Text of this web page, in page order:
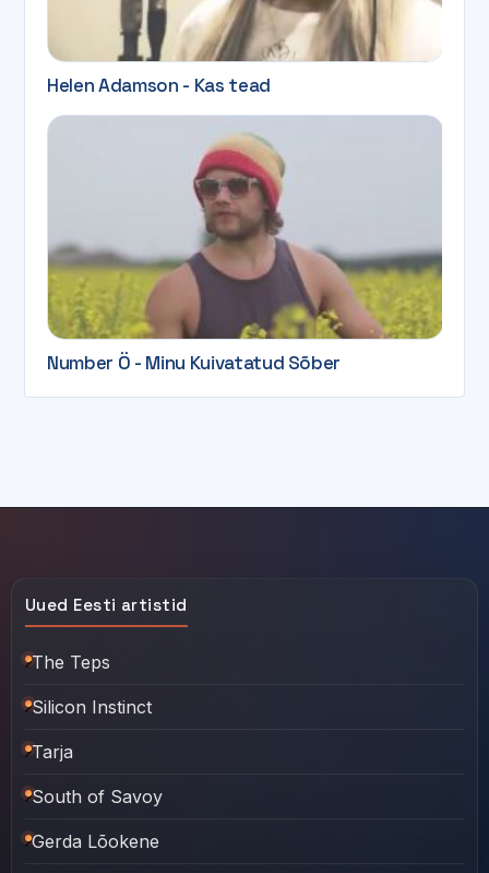
Helen Adamson - Kas tead
Number Ö - Minu Kuivatatud Sõber
Uued Eesti artistid
The Teps
Silicon Instinct
Tarja
South of Savoy
Gerda Lõokene